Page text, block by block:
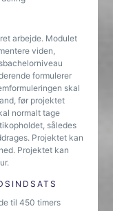
arbejde. Modulet
viden,
formulerer
skal
før projektet
normalt tage
således
Projektet kan
Projektet kan
til 450 timers